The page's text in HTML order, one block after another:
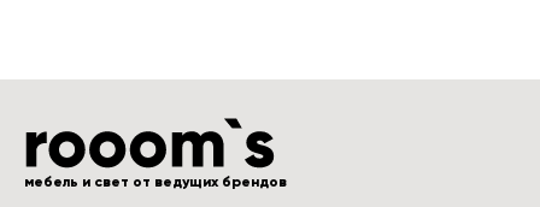
мебель и свет от ведущих брендов